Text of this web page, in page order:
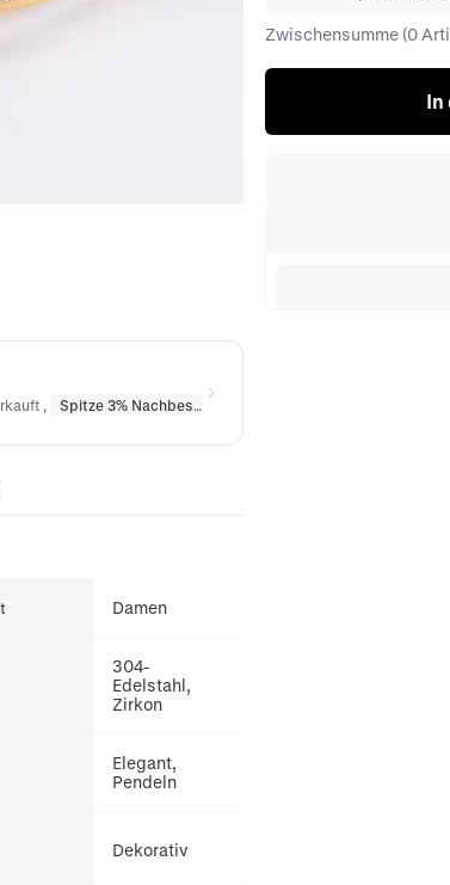
, Spitze 3% Nachbestellt
Damen
304-
Edelstahl,
Zirkon
Elegant,
Pendeln
Dekorativ
Zwischensumme (0
In